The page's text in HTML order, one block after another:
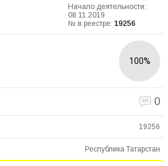
Начало деятельности:
08.11.2019
№ в реестре: 19256
100%
0
19256
Республика Татарстан